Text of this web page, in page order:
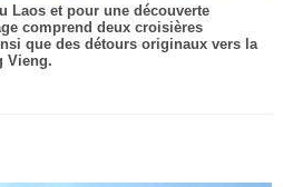
Laos et pour une découverte
comprend deux croisières
que des détours originaux vers la
Vieng.